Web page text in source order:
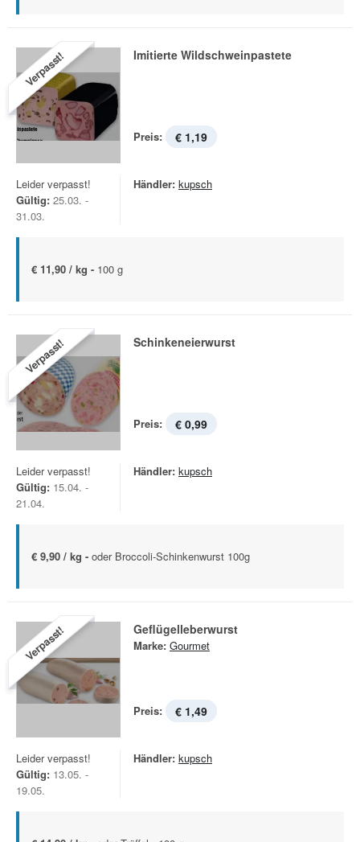
Verpasst! Imitierte Wildschweinpastete
Preis: € 1,19
Leider verpasst!
Gültig: 25.03. -
31.03.
Händler: kupsch
€ 11,90 / kg - 100 g
Verpasst! Schinkeneierwurst
Preis: € 0,99
Leider verpasst!
Gültig: 15.04. -
21.04.
Händler: kupsch
€ 9,90 / kg - oder Broccoli-Schinkenwurst 100g
Verpasst! Geflügelleberwurst
Marke: Gourmet
Preis: € 1,49
Leider verpasst!
Gültig: 13.05. -
19.05.
Händler: kupsch